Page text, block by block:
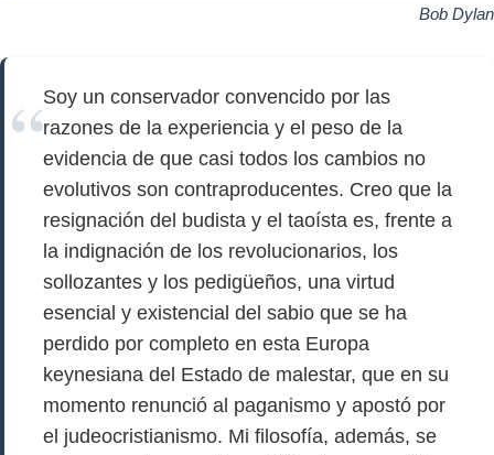
Bob Dylan
Soy un conservador convencido por las
razones de la experiencia y el peso de la
evidencia de que casi todos los cambios no
evolutivos son contraproducentes. Creo que la
resignación del budista y el taoísta es, frente a
la indignación de los revolucionarios, los
sollozantes y los pedigüeños, una virtud
esencial y existencial del sabio que se ha
perdido por completo en esta Europa
keynesiana del Estado de malestar, que en su
momento renunció al paganismo y apostó por
el judeocristianismo. Mi filosofía, además, se